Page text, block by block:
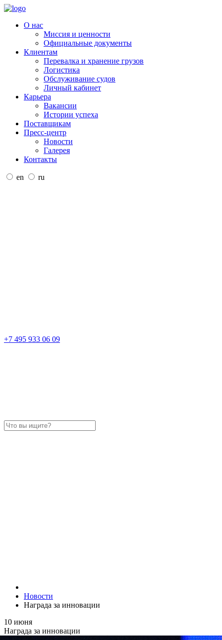
О нас
Миссия и ценности
Официальные документы
Клиентам
Перевалка и хранение грузов
Логистика
Обслуживание судов
Личный кабинет
Карьера
Вакансии
Истории успеха
Поставщикам
Пресс-центр
Новости
Галерея
Контакты
en ru
+7 495 933 06 09
Новости
Награда за инновации
10 июня
Награда за инновации